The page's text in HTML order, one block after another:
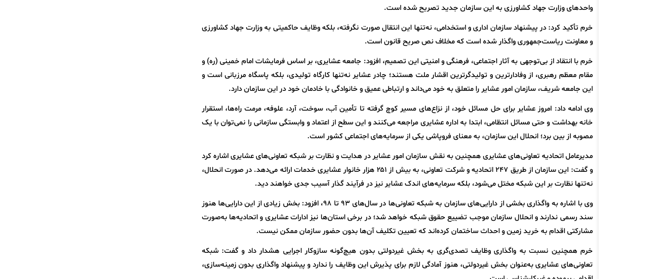
واحدهای وزارت جهاد کشاورزی به این سازمان جدید تصریح شده است.
خرم تأکید کرد: در پیشنهاد سازمان اداری و استخدامی، نه‌تنها این انتقال صورت نگرفته، بلکه وظایف حاکمیتی به وزارت جهاد کشاورزی
و معاونت ریاست‌جمهوری واگذار شده است که مخلاف نص صریح قانون است.
خرم با انتقاد از بی‌توجهی به آثار اجتماعی، فرهنگی و امنیتی این تصمیم، افزود: جامعه عشایری، بر اساس فرمایشات امام خمینی (ره) و
مقام معظم رهبری، از وفادارترین و تولیدگرترین اقشار ملت هستند؛ چادر عشایر نه‌تنها کارگاه تولیدی، بلکه پاسگاه مرزبانی است و
این جامعه شریف، سازمان امور عشایر را متعلق به خود می‌داند و ارتباطی عمیق و خانوادگی با خادمان خود در این سازمان دارد.
وی ادامه داد: امروز عشایر برای حل مسائل خود، از نزاع‌های مسیر کوچ گرفته تا تأمین آب، سوخت، آرد، علوفه، مرمت راه‌ها، استقرار
خانه بهداشت و حتی مسائل انتظامی، ابتدا به اداره عشایری مراجعه می‌کنند و این سطح از اعتماد و وابستگی سازمانی را نمی‌توان با یک
مصوبه از بین برد؛ انحلال این سازمان، به معنای فروپاشی یکی از سرمایه‌های اجتماعی کشور است.
مدیرعامل اتحادیه تعاونی‌های عشایری همچنین به نقش سازمان امور عشایر در هدایت و نظارت بر شبکه تعاونی‌های عشایری اشاره کرد
و گفت: این سازمان از طریق ۲۴۷ اتحادیه و شرکت تعاونی، به بیش از ۲۵۱ هزار خانوار عشایری خدمات ارائه می‌دهد. در صورت انحلال،
نه‌تنها نظارت بر این شبکه مختل می‌شود، بلکه سرمایه‌های اندک عشایر نیز در فرآیند گذار آسیب جدی خواهند دید.
وی با اشاره به واگذاری بخشی از دارایی‌های سازمان به شبکه تعاونی‌ها در سال‌های ۹۳ تا ۹۸، افزود: بخش زیادی از این دارایی‌ها هنوز
سند رسمی ندارند و انحلال سازمان موجب تضییع حقوق شبکه خواهد شد؛ در برخی استان‌ها نیز ادارات عشایری و اتحادیه‌ها به‌صورت
مشارکتی اقدام به خرید زمین و احداث ساختمان کرده‌اند که تعیین تکلیف آن‌ها بدون حضور سازمان ممکن نیست.
خرم همچنین نسبت به واگذاری وظایف تصدی‌گری به بخش غیردولتی بدون هیچ‌گونه سازوکار اجرایی هشدار داد و گفت: شبکه
تعاونی‌های عشایری به‌عنوان بخش غیردولتی، هنوز آمادگی لازم برای پذیرش این وظایف را ندارد و پیشنهاد واگذاری بدون زمینه‌سازی،